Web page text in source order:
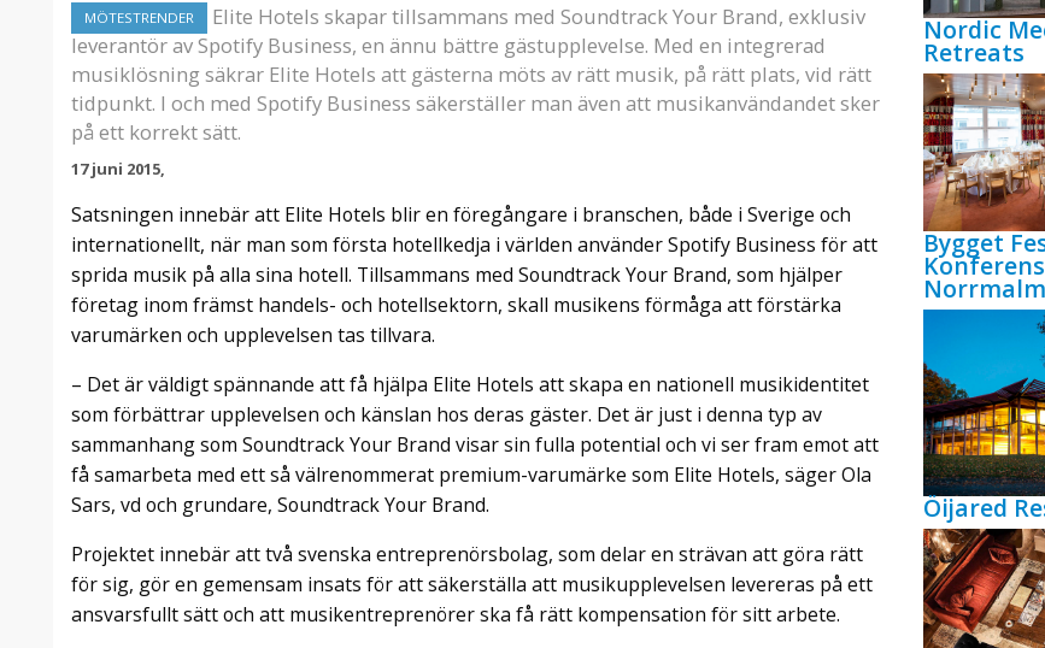
MÖTESTRENDER
Elite Hotels skapar tillsammans med Soundtrack Your Brand, exklusiv
leverantör av Spotify Business, en ännu bättre gästupplevelse. Med en integrerad
musiklösning säkrar Elite Hotels att gästerna möts av rätt musik, på rätt plats, vid rätt
tidpunkt. I och med Spotify Business säkerställer man även att musikanvändandet sker
på ett korrekt sätt.
17 juni 2015,
Satsningen innebär att Elite Hotels blir en föregångare i branschen, både i Sverige och
internationellt, när man som första hotellkedja i världen använder Spotify Business för att
sprida musik på alla sina hotell. Tillsammans med Soundtrack Your Brand, som hjälper
företag inom främst handels- och hotellsektorn, skall musikens förmåga att förstärka
varumärken och upplevelsen tas tillvara.
– Det är väldigt spännande att få hjälpa Elite Hotels att skapa en nationell musikidentitet
som förbättrar upplevelsen och känslan hos deras gäster. Det är just i denna typ av
sammanhang som Soundtrack Your Brand visar sin fulla potential och vi ser fram emot att
få samarbeta med ett så välrenommerat premium-varumärke som Elite Hotels, säger Ola
Sars, vd och grundare, Soundtrack Your Brand.
Projektet innebär att två svenska entreprenörsbolag, som delar en strävan att göra rätt
för sig, gör en gemensam insats för att säkerställa att musikupplevelsen levereras på ett
ansvarsfullt sätt och att musikentreprenörer ska få rätt kompensation för sitt arbete.
Nordic
Retreats
Bygget
Konferens
Norrmalm
Öijared